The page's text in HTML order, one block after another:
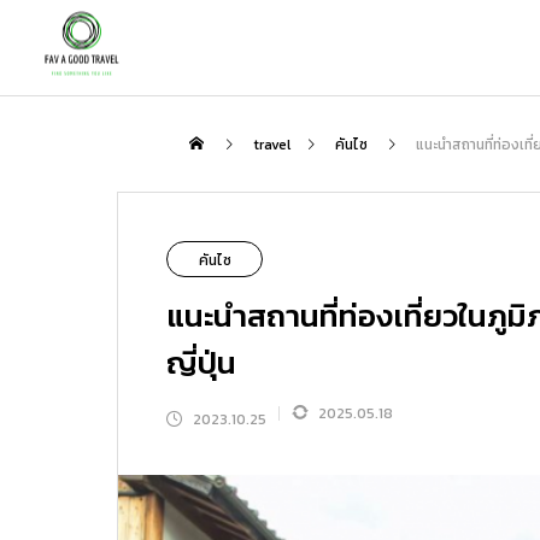
เพลิดเพลินกับชาสไตล์ญี่ปุ่นกับสถานที่ที่
ป็นมากกว่าแค่ร้านอาหาร | สัมผัสรสชา
ชาแท้ ความสงบ และมื้ออาหารสุดพิเศ
2026.01.31
NEW
ตะลุย “โกเรียวคาคุ” ป้อมดาว 5 แฉกแห่ง
ฮาโกดาเตะ แนะนำจุดเด่น โรงแรมเด็ด แ
ละที่เที่ยวรอบทิศ
2026.08.06
แนะนำเส้นทางเที่ยวญี่ปุ่นกับ Peach : 3
ส้นทางที่ไม่ควรพลาด
2026.02.23
travel คันไซ แนะนำสถานที่ท่องเ
คันไซ
แนะนำสถานที่ท่องเที่ยวในภู
ญี่ปุ่น
2023.10.25 2025.05.18